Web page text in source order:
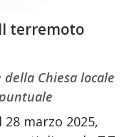
terremoto
Chiesa locale
marzo 2025,